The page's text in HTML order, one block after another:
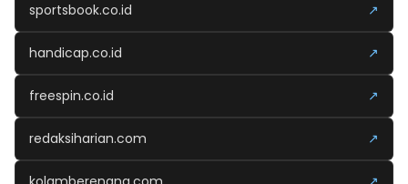
sportsbook.co.id ↗
handicap.co.id ↗
freespin.co.id ↗
redaksiharian.com ↗